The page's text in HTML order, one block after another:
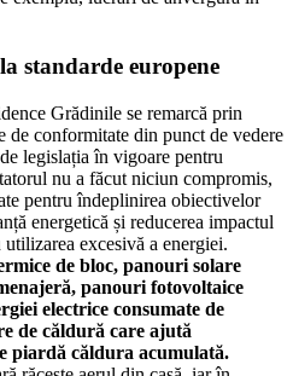
standarde europene
Grădinile se remarcă prin
de conformitate din punct de vedere
legislația în vigoare pentru
nu a făcut niciun compromis,
pentru îndeplinirea obiectivelor
energetică și reducerea impactul
excesivă a energiei.
de bloc, panouri solare
panouri fotovoltaice
electrice consumate de
de căldură care ajută
piardă căldura acumulată.